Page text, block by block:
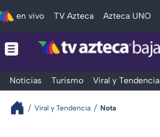
en vivo TV Azteca Azteca UNO
Noticias Turismo Viral y Tendencia
Viral y Tendencia Nota